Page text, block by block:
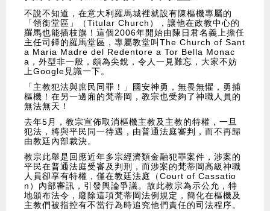
不說不知道，在意大利羅馬城裡就設有陳樞機專屬的
「領銜堂區」（Titular Church），讓他在政教中心的
羅馬也能插枝旗！這個2006年開始由陳日君名義上擔任
主任司鐸的羅馬堂區，專屬教堂叫The Church of Sant
a Maria Madre del Redentore a Tor Bella Monac
a，外型非一般，頗為尖銳，令人一見難忘，大家不妨
上Google見識一下。
「主教犯法與庶民同罪！」國安神勇，無畏無懼，勇捕
樞機！在另一邊廂的梵蒂岡，教宗也受夠了神職人員的
無法無天！
去年5月，教宗宣佈取消樞機主教及主教的特權，一旦
犯法，將與平民同一待遇，由普通法庭審判，而不再歸
由教廷內部裁決。
教宗此舉是回應近年多宗經濟類金融犯罪案件，涉案的
平民在普通法庭受審及判刑，而涉案的梵蒂岡高級神職
人員卻享有特權，僅在教廷法庭（Court of Cassatio
n）內部審訊，引發輿論爭議。故此教宗為示公允，特
地頒布法令，廢除這項梵蒂岡法例規定，簡化在樞機及
主教們被指控有不當行為時追究他們責任的司法程序。